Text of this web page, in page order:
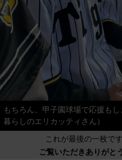
もちろん、甲子園球場で応援も
暮らしのエリカッティさん）
これが最後の一枚で
ご覧いただきありがと